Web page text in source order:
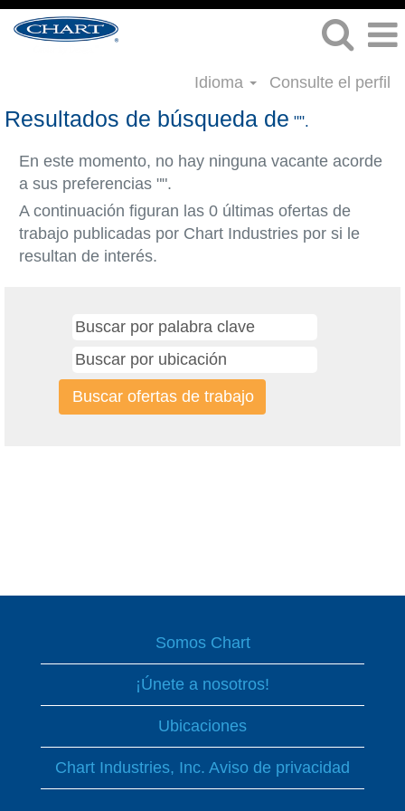
Idioma Consulte el perfil
Resultados de búsqueda de "".
En este momento, no hay ninguna vacante acorde
a sus preferencias "".
A continuación figuran las 0 últimas ofertas de
trabajo publicadas por Chart Industries por si le
resultan de interés.
Somos Chart
¡Únete a nosotros!
Ubicaciones
Chart Industries, Inc. Aviso de privacidad